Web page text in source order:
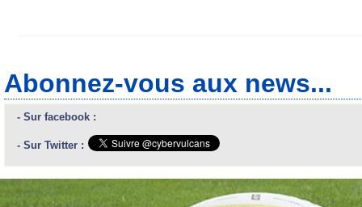
Abonnez-vous aux news...
- Sur facebook :
- Sur Twitter :